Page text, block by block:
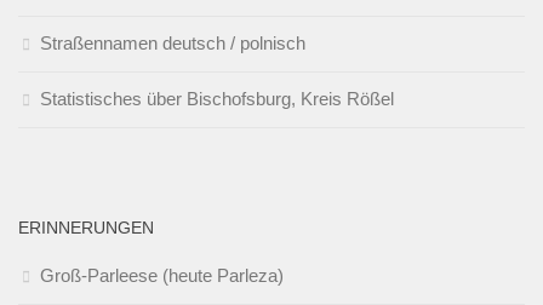
Straßennamen deutsch / polnisch
Statistisches über Bischofsburg, Kreis Rößel
ERINNERUNGEN
Groß-Parleese (heute Parleza)